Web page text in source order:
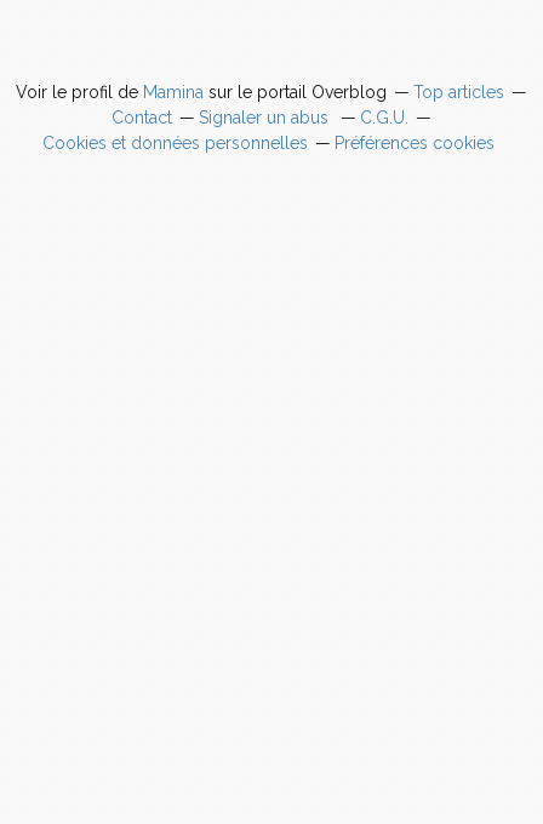
Voir le profil de Mamina sur le portail Overblog
Top articles
Contact
Signaler un abus
C.G.U.
Cookies et données personnelles
Préférences cookies